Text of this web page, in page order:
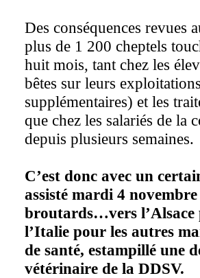
Des conséquences revues
plus de 1 200 cheptels
huit mois, tant chez les
bêtes sur leurs
supplémentaires) et les
que chez les salariés de la
depuis plusieurs semaines.
C’est donc avec un
assisté mardi 4
broutards…vers l’Alsace
l’Italie pour les autres
de santé, estampillé une
vétérinaire de la DDSV.